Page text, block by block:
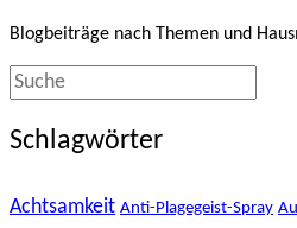
Blogbeiträge nach Themen und
Schlagwörter
Achtsamkeit Anti-Plagegeist-Spray